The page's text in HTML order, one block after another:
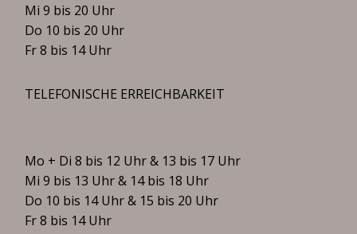
Mi 9 bis 20 Uhr
Do 10 bis 20 Uhr
Fr 8 bis 14 Uhr
TELEFONISCHE ERREICHBARKEIT
Mo + Di 8 bis 12 Uhr & 13 bis 17 Uhr
Mi 9 bis 13 Uhr & 14 bis 18 Uhr
Do 10 bis 14 Uhr & 15 bis 20 Uhr
Fr 8 bis 14 Uhr